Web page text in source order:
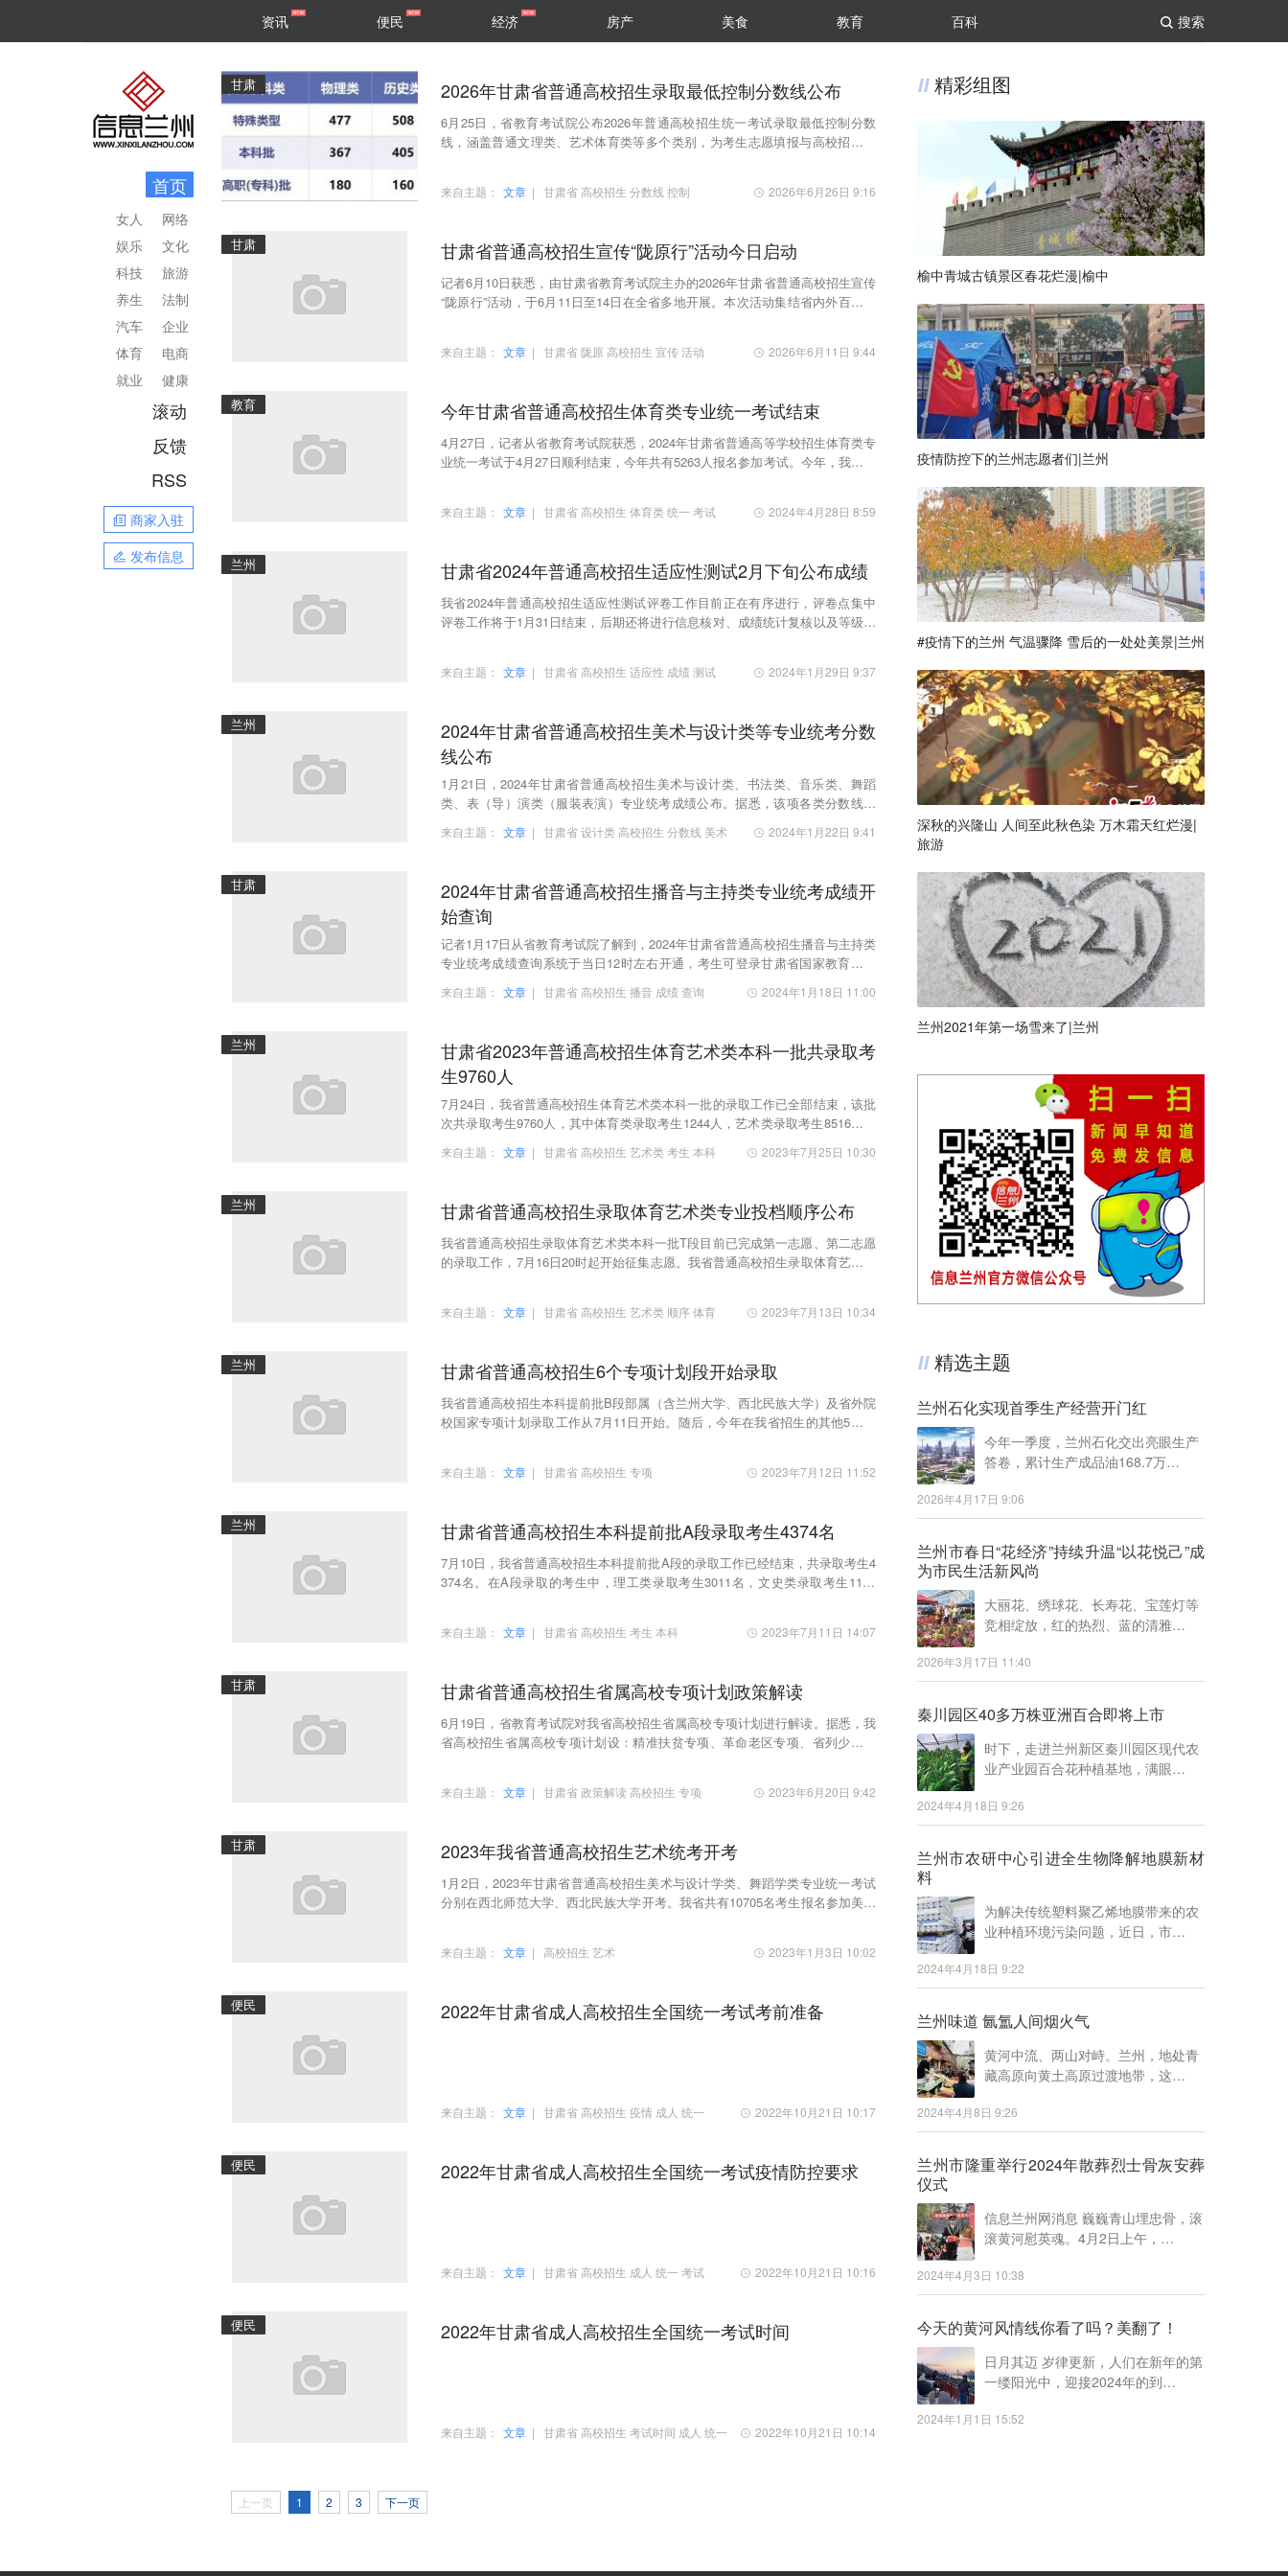
搜索
区县
资讯 便民 经济 房产 美食 教育 百科
首页
网络
文化
旅游
法制
企业
电商
健康
女人
娱乐
科技
养生
汽车
体育
就业
滚动
反馈
RSS
商家入驻
发布信息
甘肃 2026年甘肃省普通高校招生录取最低控制分数线公布
6月25日，省教育考试院公布2026年普通高校招生统一考试录取最低控制分数
线，涵盖普通文理类、艺术体育类等多个类别，为考生志愿填报与高校招生工
来自主题： 文章 | 甘肃省高校招生 分数线 控制 2026年6月26日 9:16
甘肃 甘肃省普通高校招生宣传“陇原行”活动今日启动
记者6月10日获悉，由甘肃省教育考试院主办的2026年甘肃省普通高校招生宣传
“陇原行”活动，于6月11日至14日在全省多地开展。本次活动集结省内外百余所
来自主题： 文章 | 甘肃省陇原 高校招生 宣传活动 2026年6月11日 9:44
教育 今年甘肃省普通高校招生体育类专业统一考试结束
4月27日，记者从省教育考试院获悉，2024年甘肃省普通高等学校招生体育类专
业统一考试于4月27日顺利结束，今年共有5263人报名参加考试。今年，我省对
来自主题： 文章 | 甘肃省高校招生 体育类统一 考试 2024年4月28日 8:59
兰州 甘肃省2024年普通高校招生适应性测试2月下旬公布成绩
我省2024年普通高校招生适应性测试评卷工作目前正在有序进行，评卷点集中
评卷工作将于1月31日结束，后期还将进行信息核对、成绩统计复核以及等级赋
来自主题： 文章 | 甘肃省高校招生 适应性 成绩 测试 2024年1月29日 9:37
兰州
2024年甘肃省普通高校招生美术与设计类等专业统考分数
线公布
1月21日，2024年甘肃省普通高校招生美术与设计类、书法类、音乐类、舞蹈
类、表（导）演类（服装表演）专业统考成绩公布。据悉，该项各类分数线也
来自主题： 文章 | 甘肃省设计类高校招生 分数线 美术 2024年1月22日 9:41
甘肃
2024年甘肃省普通高校招生播音与主持类专业统考成绩开
始查询
记者1月17日从省教育考试院了解到，2024年甘肃省普通高校招生播音与主持类
专业统考成绩查询系统于当日12时左右开通，考生可登录甘肃省国家教育考试
来自主题： 文章 | 甘肃省高校招生 播音 成绩 查询 2024年1月18日 11:00
兰州
甘肃省2023年普通高校招生体育艺术类本科一批共录取考
生9760人
7月24日，我省普通高校招生体育艺术类本科一批的录取工作已全部结束，该批
次共录取考生9760人，其中体育类录取考生1244人，艺术类录取考生8516人，
来自主题： 文章 | 甘肃省高校招生 艺术类考生 本科 2023年7月25日 10:30
兰州 甘肃省普通高校招生录取体育艺术类专业投档顺序公布
我省普通高校招生录取体育艺术类本科一批T段目前已完成第一志愿、第二志愿
的录取工作，7月16日20时起开始征集志愿。我省普通高校招生录取体育艺术类
来自主题： 文章 | 甘肃省高校招生 艺术类 顺序体育 2023年7月13日 10:34
兰州 甘肃省普通高校招生6个专项计划段开始录取
我省普通高校招生本科提前批B段部属（含兰州大学、西北民族大学）及省外院
校国家专项计划录取工作从7月11日开始。随后，今年在我省招生的其他5个专
来自主题： 文章 | 甘肃省高校招生 专项 2023年7月12日 11:52
兰州 甘肃省普通高校招生本科提前批A段录取考生4374名
7月10日，我省普通高校招生本科提前批A段的录取工作已经结束，共录取考生4
374名。在A段录取的考生中，理工类录取考生3011名，文史类录取考生1136
来自主题： 文章 | 甘肃省高校招生 考生 本科 2023年7月11日 14:07
甘肃 甘肃省普通高校招生省属高校专项计划政策解读
6月19日，省教育考试院对我省高校招生省属高校专项计划进行解读。据悉，我
省高校招生省属高校专项计划设：精准扶贫专项、革命老区专项、省列少数民
来自主题： 文章 | 甘肃省政策解读 高校招生 专项 2023年6月20日 9:42
甘肃 2023年我省普通高校招生艺术统考开考
1月2日，2023年甘肃省普通高校招生美术与设计学类、舞蹈学类专业统一考试
分别在西北师范大学、西北民族大学开考。我省共有10705名考生报名参加美术
来自主题： 文章 | 高校招生 艺术 2023年1月3日 10:02
便民 2022年甘肃省成人高校招生全国统一考试考前准备
来自主题： 文章 | 甘肃省高校招生 疫情 成人 统一 2022年10月21日 10:17
便民 2022年甘肃省成人高校招生全国统一考试疫情防控要求
来自主题： 文章 | 甘肃省高校招生 成人 统一 考试 2022年10月21日 10:16
便民 2022年甘肃省成人高校招生全国统一考试时间
来自主题： 文章 | 甘肃省高校招生 考试时间 成人 统一 2022年10月21日 10:14
上一页 1 2 3 下一页
精彩组图
榆中青城古镇景区春花烂漫|榆中
疫情防控下的兰州志愿者们|兰州
#疫情下的兰州 气温骤降 雪后的一处处美景|兰州
深秋的兴隆山 人间至此秋色染 万木霜天红烂漫|
旅游
兰州2021年第一场雪来了|兰州
精选主题
兰州石化实现首季生产经营开门红
今年一季度，兰州石化交出亮眼生产
答卷，累计生产成品油168.7万…
2026年4月17日 9:06
兰州市春日“花经济”持续升温“以花悦己”成
为市民生活新风尚
大丽花、绣球花、长寿花、宝莲灯等
竞相绽放，红的热烈、蓝的清雅…
2026年3月17日 11:40
秦川园区40多万株亚洲百合即将上市
时下，走进兰州新区秦川园区现代农
业产业园百合花种植基地，满眼…
2024年4月18日 9:26
兰州市农研中心引进全生物降解地膜新材
料
为解决传统塑料聚乙烯地膜带来的农
业种植环境污染问题，近日，市…
2024年4月18日 9:22
兰州味道 氤氲人间烟火气
黄河中流、两山对峙。兰州，地处青
藏高原向黄土高原过渡地带，这…
2024年4月8日 9:26
兰州市隆重举行2024年散葬烈士骨灰安葬
仪式
信息兰州网消息 巍巍青山埋忠骨，滚
滚黄河慰英魂。4月2日上午，…
2024年4月3日 10:38
今天的黄河风情线你看了吗？美翻了！
日月其迈 岁律更新，人们在新年的第
一缕阳光中，迎接2024年的到…
2024年1月1日 15:52